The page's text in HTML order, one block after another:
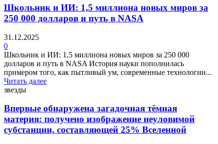
Школьник и ИИ: 1,5 миллиона новых миров за
250 000 долларов и путь в NASA
31.12.2025
0
Школьник и ИИ: 1,5 миллиона новых миров за 250 000
долларов и путь в NASA История науки пополнилась
примером того, как пытливый ум, современные технологии...
Читать далее
звезды
Впервые обнаружена загадочная тёмная
материя: получено изображение неуловимой
субстанции, составляющей 25% Вселенной